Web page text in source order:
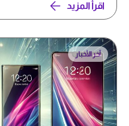
اقرأ المزيد
آخر الأخبار